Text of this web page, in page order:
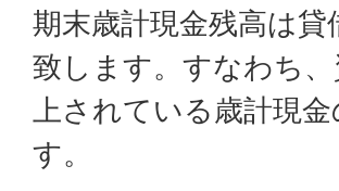
期末歳計現金残高は
致します。すなわち
上されている歳計現
す。